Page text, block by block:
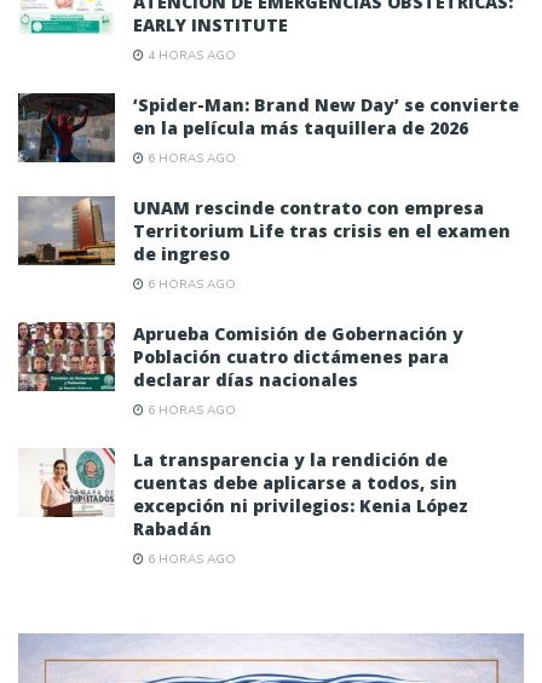
EARLY INSTITUTE
4 HORAS AGO
‘Spider-Man: Brand New Day’ se convierte
en la película más taquillera de 2026
6 HORAS AGO
UNAM rescinde contrato con empresa
Territorium Life tras crisis en el examen
de ingreso
6 HORAS AGO
Aprueba Comisión de Gobernación y
Población cuatro dictámenes para
declarar días nacionales
6 HORAS AGO
La transparencia y la rendición de
cuentas debe aplicarse a todos, sin
excepción ni privilegios: Kenia López
Rabadán
6 HORAS AGO